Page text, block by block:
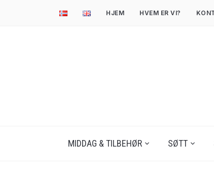
HJEM HVEM ER VI?
MIDDAG & TILBEHØR SØTT